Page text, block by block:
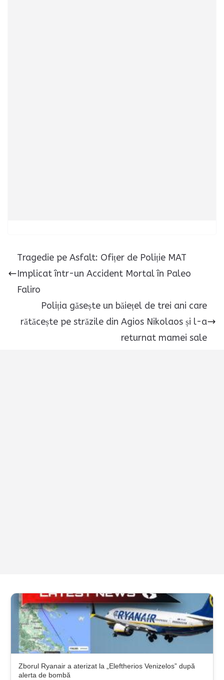
Tragedie pe Asfalt: Ofițer de Poliție MAT
Implicat într-un Accident Mortal în Paleo
Faliro
Poliția găsește un băiețel de trei ani care
rătăcește pe străzile din Agios Nikolaos și l-a
returnat mamei sale
Zborul Ryanair a aterizat la „Eleftherios Venizelos” după
alerta de bombă